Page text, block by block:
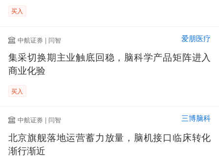
买入
中航证券 | 闫智 爱朋医疗
集采切换期主业触底回稳，脑科学产品矩阵进入
商业化验
买入
中航证券 | 闫智 三博脑科
北京旗舰落地运营蓄力放量，脑机接口临床转化
渐行渐近